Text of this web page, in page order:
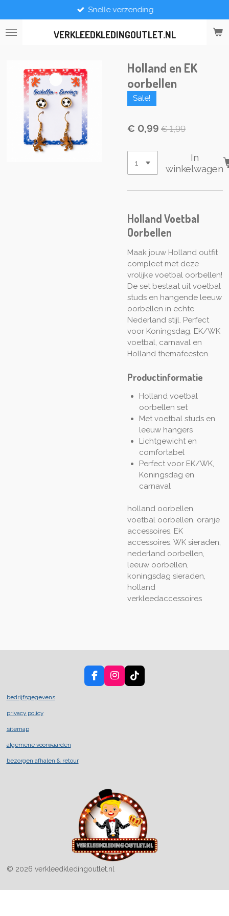
direct
naar
VERKLEEDKLEDINGOUTLET.NL
Snelle verzending
Holland en EK
oorbellen
Sale!
€ 0,99 € 1,99
In
winkelwagen
Holland Voetbal
Oorbellen
Maak jouw Holland outfit
compleet met deze
vrolijke voetbal oorbellen!
De set bestaat uit voetbal
studs en hangende leeuw
oorbellen in echte
Nederland stijl. Perfect
voor Koningsdag, EK/WK
voetbal, carnaval en
Holland themafeesten.
Productinformatie
Holland voetbal
oorbellen set
Met voetbal studs en
leeuw hangers
Lichtgewicht en
comfortabel
Perfect voor EK/WK,
Koningsdag en
carnaval
holland oorbellen,
voetbal oorbellen, oranje
accessoires, EK
accessoires, WK sieraden,
nederland oorbellen,
leeuw oorbellen,
koningsdag sieraden,
holland
verkleedaccessoires
F
a
I
n
T
i
bedrijfsgegevens
privacy policy
sitemap
algemene voorwaarden
bezorgen afhalen & retour
© 2026 verkleedkledingoutlet.nl